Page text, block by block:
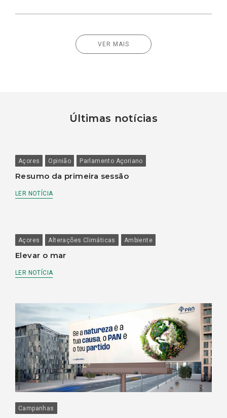
VER MAIS
Últimas notícias
Açores Opinião Parlamento Açoriano
Resumo da primeira sessão
LER NOTÍCIA
Açores Alterações Climáticas Ambiente
Elevar o mar
LER NOTÍCIA
Campanhas